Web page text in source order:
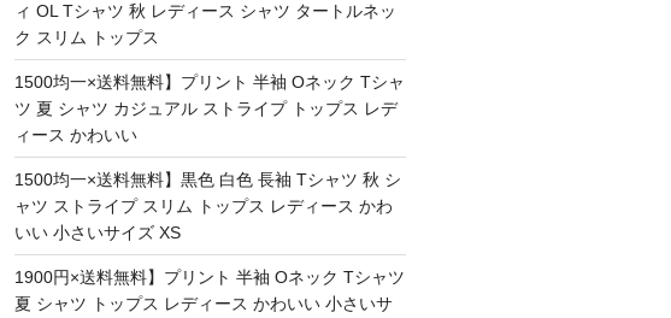
ィ OL Tシャツ 秋 レディース シャツ タートルネッ
ク スリム トップス
1500均一×送料無料】プリント 半袖 Oネック Tシャ
ツ 夏 シャツ カジュアル ストライプ トップス レデ
ィース かわいい
1500均一×送料無料】黒色 白色 長袖 Tシャツ 秋 シ
ャツ ストライプ スリム トップス レディース かわ
いい 小さいサイズ XS
1900円×送料無料】プリント 半袖 Oネック Tシャツ
夏 シャツ トップス レディース かわいい 小さいサ